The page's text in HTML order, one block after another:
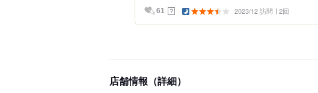
61 ？ 2023/12 訪問 2回
店舗情報（詳細）